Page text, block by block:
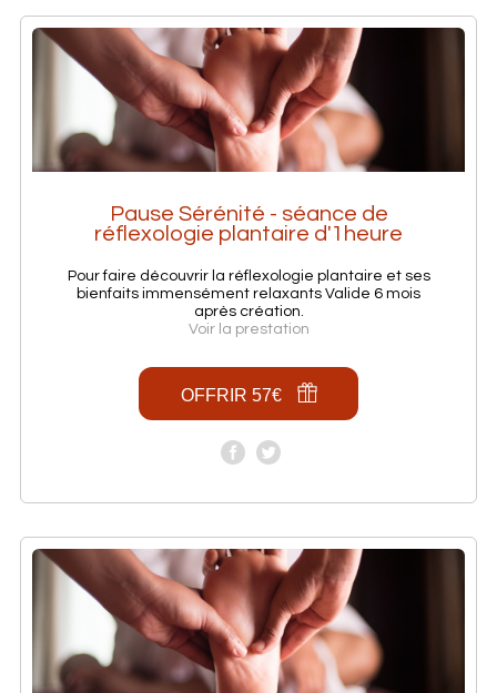
Pause Sérénité - séance de
réflexologie plantaire d'1heure
Pour faire découvrir la réflexologie plantaire et ses
bienfaits immensément relaxants Valide 6 mois
après création.
Voir la prestation
OFFRIR 57€